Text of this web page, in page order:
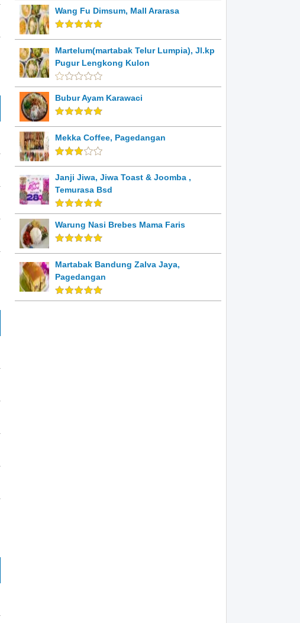
Wang Fu Dimsum, Mall Ararasa
Martelum(martabak Telur Lumpia), Jl.kp
Pugur Lengkong Kulon
Bubur Ayam Karawaci
Mekka Coffee, Pagedangan
Janji Jiwa, Jiwa Toast & Joomba ,
Temurasa Bsd
Warung Nasi Brebes Mama Faris
Martabak Bandung Zalva Jaya,
Pagedangan